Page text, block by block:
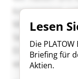
Lesen
Die
Briefing für
Aktien.